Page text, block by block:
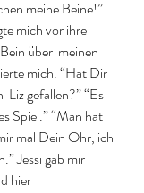
meine Beine!”
mich vor ihre
über  meinen
mich. “Hat Dir
gefallen?” “Es
Spiel.” “Man hat
mal Dein Ohr, ich
Jessi gab mir
hier